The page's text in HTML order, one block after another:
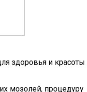
здоровья и красоты
мозолей, процедуру